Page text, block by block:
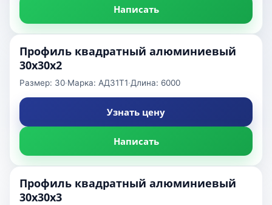
Написать
Профиль квадратный алюминиевый
30x30x2
Размер: 30·Марка: АД31Т1·Длина: 6000
Узнать цену
Написать
Профиль квадратный алюминиевый
30x30x3